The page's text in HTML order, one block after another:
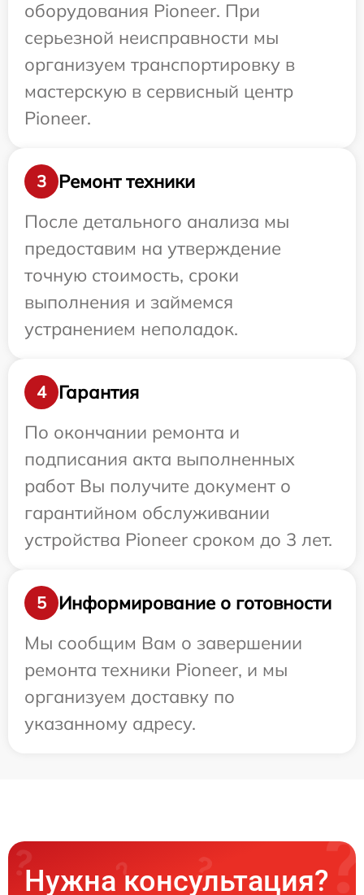
оборудования Pioneer. При
серьезной неисправности мы
организуем транспортировку в
мастерскую в сервисный центр
Pioneer.
3
Ремонт техники
После детального анализа мы
предоставим на утверждение
точную стоимость, сроки
выполнения и займемся
устранением неполадок.
4
Гарантия
По окончании ремонта и
подписания акта выполненных
работ Вы получите документ о
гарантийном обслуживании
устройства Pioneer сроком до 3 лет.
5
Информирование о готовности
Мы сообщим Вам о завершении
ремонта техники Pioneer, и мы
организуем доставку по
указанному адресу.
Нужна консультация?